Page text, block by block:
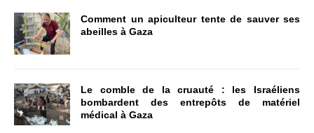
Comment un apiculteur tente de sauver ses
abeilles à Gaza
Le comble de la cruauté : les Israéliens
bombardent des entrepôts de matériel
médical à Gaza